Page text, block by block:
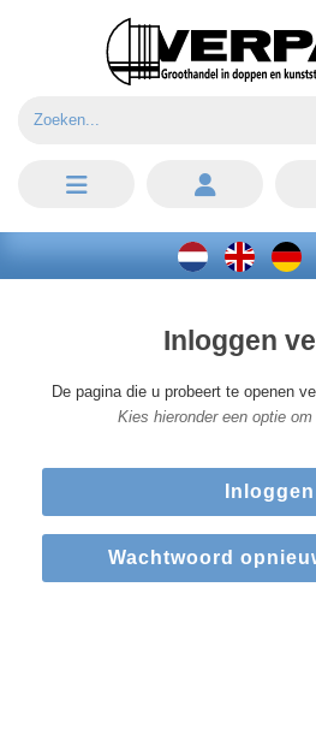
Inloggen
De pagina die u probeert te openen
Kies hieronder een optie om
Inloggen
Wachtwoord